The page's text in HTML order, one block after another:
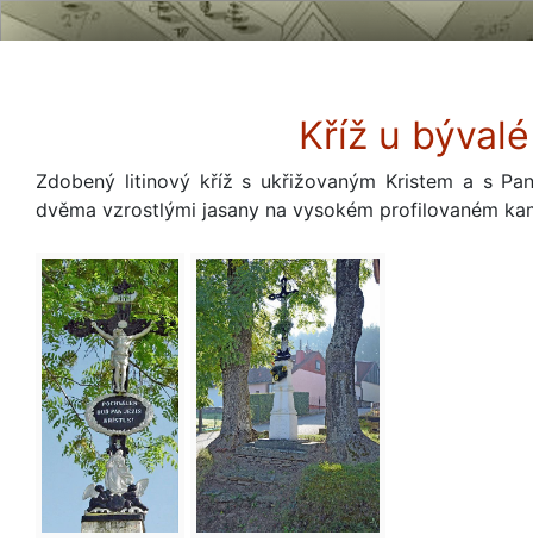
Kříž u
Zdobený litinový kříž s ukřižovaným Kristem a s
dvěma vzrostlými jasany na vysokém profilovaném